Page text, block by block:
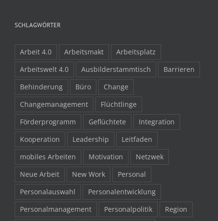
SCHLAGWÖRTER
Arbeit 4.0 Arbeitsmakt
Arbeitsplatz
Arbeitswelt 4.0
Ausbilderstammtisch
Barrieren
Behinderung
Büro
Change
Changemanagement
Flüchtlinge
Förderprogramm
Geflüchtete
Integration
Kooperation
Leadership
Leitfaden
mobiles Arbeiten
Motivation
Netzwek
Neue Arbeit
New Work
Personal
Personalauswahl
Personalentwicklung
Personalmanagement
Personalpolitik
Region